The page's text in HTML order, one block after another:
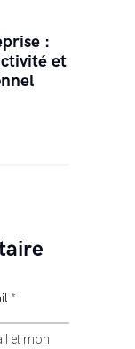
:
et
et mon